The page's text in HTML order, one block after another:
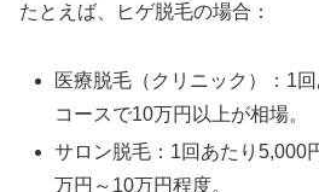
たとえば、ヒゲ脱毛の場合：
医療脱毛（クリニック）：1
コースで10万円以上が相場。
サロン脱毛：1回あたり5,000
万円～10万円程度。